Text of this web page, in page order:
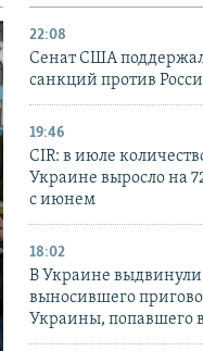
22:08
Сенат США
санкций против
19:46
CIR: в июле
Украине выросло на
с июнем
18:02
В Украине выдвинули
выносившего
Украины, попавшего